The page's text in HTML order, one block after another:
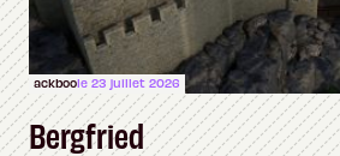
ackboole 23 juillet 2026
Bergfried